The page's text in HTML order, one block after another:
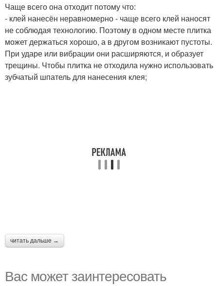
Чаще всего она отходит потому что:
- клей нанесён неравномерно - чаще всего клей наносят
не соблюдая технологию. Поэтому в одном месте плитка
может держаться хорошо, а в другом возникают пустоты.
При ударе или вибрации они расширяются, и образует
трещины. Чтобы плитка не отходила нужно использовать
зубчатый шпатель для нанесения клея;
читать дальше →
Вас может заинтересовать